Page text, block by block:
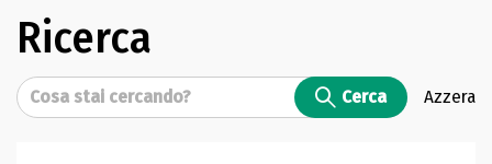
Ricerca
Cerca Cerca Azzera